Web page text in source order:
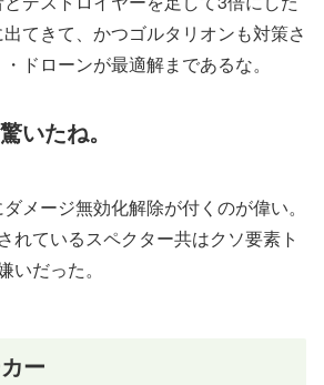
てきて、かつゴルタリオンも対策さ
ドローンが最適解まであるな。
いたね。
メージ無効化解除が付くのが偉い。
れているスペクター共はクソ要素ト
いだった。
ー